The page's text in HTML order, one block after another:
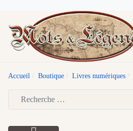
Accueil Boutique Livres numériques